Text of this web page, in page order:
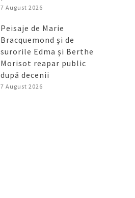
7 August 2026
Peisaje de Marie
Bracquemond și de
surorile Edma și Berthe
Morisot reapar public
după decenii
7 August 2026